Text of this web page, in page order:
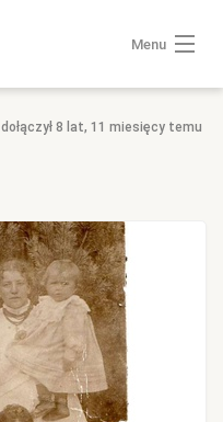
Menu
dołączył 8 lat, 11 miesięcy temu